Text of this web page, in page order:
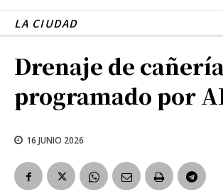
LA CIUDAD
Drenaje de
programado por
16 JUNIO 2026